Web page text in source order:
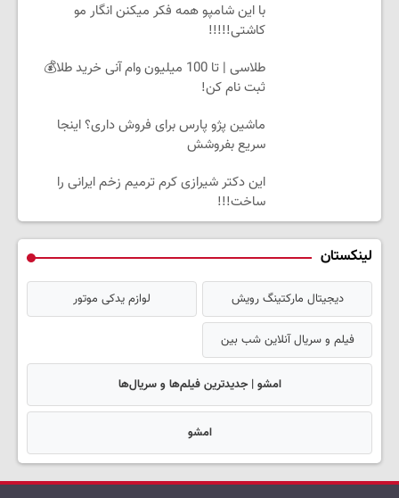
با این شامپو همه فکر میکنن انگار مو
کاشتی!!!!!
طلاسی | تا 100 میلیون وام آنی خرید طلا💰
ثبت نام کن!
ماشین پژو پارس برای فروش داری؟ اینجا
سریع بفروشش
این دکتر شیرازی کرم ترمیم زخم ایرانی را
ساخت!!!
لینکستان
دیجیتال مارکتینگ رویش لوازم یدکی موتور
فیلم و سریال آنلاین شب بین
امشو | جدیدترین فیلم‌ها و سریال‌ها
امشو